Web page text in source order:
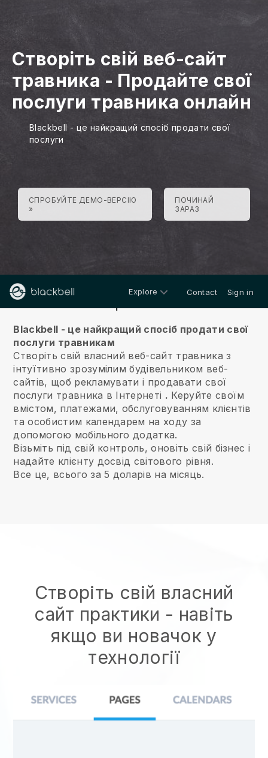
Створіть свій веб-сайт
травника - Продайте свої
послуги травника онлайн
Blackbell - це найкращий спосіб продати свої
послуги
СПРОБУЙТЕ ДЕМО-ВЕРСІЮ
»
ПОЧИНАЙ
ЗАРАЗ
Explore Contact Sign in
Blackbell - це найкращий спосіб продати свої
послуги травникам
Створіть свій власний веб-сайт травника з
інтуїтивно зрозумілим будівельником веб-
сайтів, щоб рекламувати і продавати свої
послуги травника в Інтернеті . Керуйте своїм
вмістом, платежами, обслуговуванням клієнтів
та особистим календарем на ходу за
допомогою мобільного додатка.
Візьміть під свій контроль, оновіть свій бізнес і
надайте клієнту досвід світового рівня.
Все це, всього за 5 доларів на місяць.
Створіть свій власний
сайт практики - навіть
якщо ви новачок у
технології